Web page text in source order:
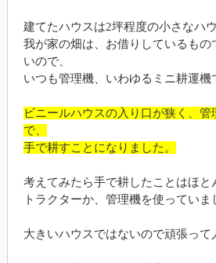
建てたハウスは2坪程度の小さなハウ
我が家の畑は、お借りしているもの
いので、
いつも管理機、いわゆるミニ耕運機
ビニールハウスの入り口が狭く、管
で、
手で耕すことになりました。
考えてみたら手で耕したことはほと
トラクターか、管理機を使っていま
大きいハウスではないので頑張って